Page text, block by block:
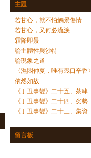
主題
若甘心，就不怕觸景傷情
若甘心，又何必流淚
霜降即景
論主體性與沙特
論現象之道
〈濕悶仲夏，唯有幾口辛香〉
依然如故
《丁丑事變》二十五、茶肆
《丁丑事變》二十四、劣勢
《丁丑事變》二十三、集資
留言板